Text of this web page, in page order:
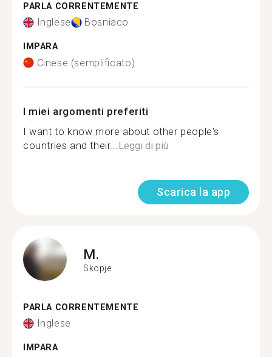
PARLA CORRENTEMENTE
Inglese Bosniaco
IMPARA
Cinese (semplificato)
I miei argomenti preferiti
I want to know more about other people's
countries and their... Leggi di più
Scarica la app
M.
Skopje
PARLA CORRENTEMENTE
Inglese
IMPARA